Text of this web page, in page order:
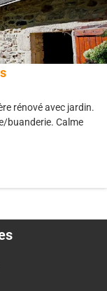
rénové avec jardin.
buanderie. Calme